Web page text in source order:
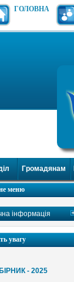
ГОЛОВНА
Громадянам
меню
інформація
увагу
- 2025